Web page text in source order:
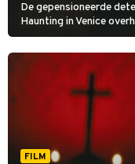
De gepensioneerde
Haunting in Venice
doden vallen.
FILM